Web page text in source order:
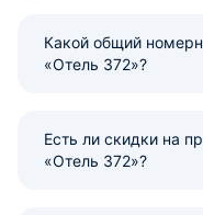
Какой общий
«Отель 372»?
Есть ли скидки на
«Отель 372»?